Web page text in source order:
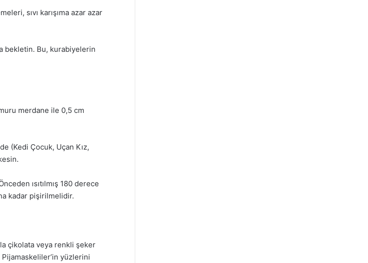
sıvı karışıma azar azar
bekletin. Bu, kurabiyelerin
merdane ile 0,5 cm
(Kedi Çocuk, Uçan Kız,
ısıtılmış 180 derece
kadar pişirilmelidir.
çikolata veya renkli şeker
yüzlerini